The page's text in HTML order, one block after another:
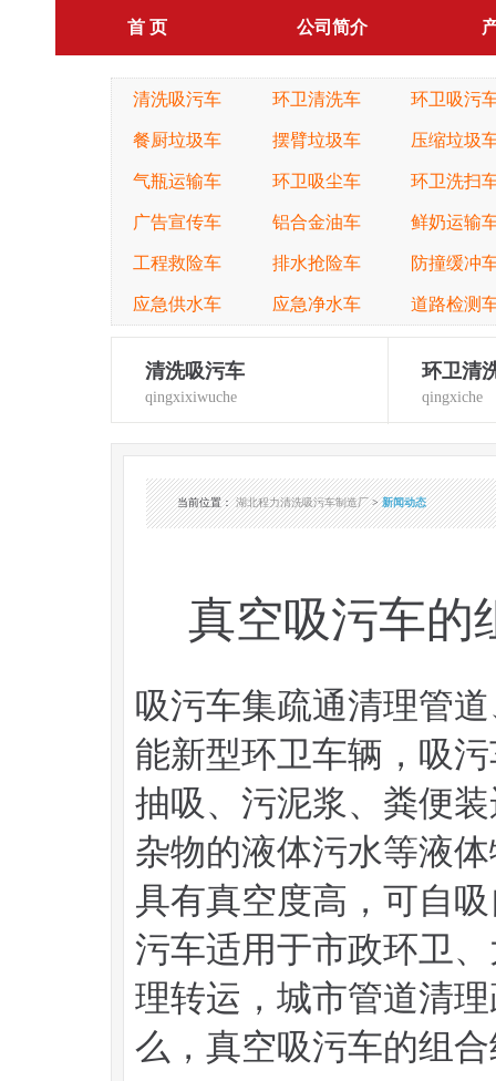
首 页 公司简介
清洗吸污车 环卫清洗车 环卫吸污
餐厨垃圾车 摆臂垃圾车 压缩垃圾
气瓶运输车 环卫吸尘车 环卫洗扫
广告宣传车 铝合金油车 鲜奶运输
工程救险车 排水抢险车 防撞缓冲
应急供水车 应急净水车 道路检测
清洗吸污车
qingxixiwuche
环卫清
qingxiche
当前位置：湖北程力清洗吸污车制造厂>新闻动态
真空吸污车的
吸污车集疏通清理管
能新型环卫车辆，吸
抽吸、污泥浆、粪便
杂物的液体污水等液
具有真空度高，可自
污车适用于市政环卫
理转运，城市管道清
么，真空吸污车的组